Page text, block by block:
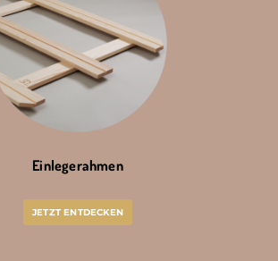
Einlegerahmen
JETZT ENTDECKEN